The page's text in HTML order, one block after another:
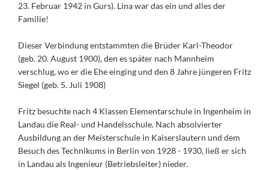
23. Februar 1942 in Gurs). Lina war das ein und alles der
Familie!
Dieser Verbindung entstammten die Brüder Karl-Theodor
(geb. 20. August 1900), den es später nach Mannheim
verschlug, wo er die Ehe einging und den 8 Jahre jüngeren Fritz
Siegel (geb. 5. Juli 1908)
Fritz besuchte nach 4 Klassen Elementarschule in Ingenheim in
Landau die Real- und Handelsschule. Nach absolvierter
Ausbildung an der Meisterschule in Kaiserslautern und dem
Besuch des Technikums in Berlin von 1928 - 1930, ließ er sich
in Landau als Ingenieur (Betriebsleiter) nieder.